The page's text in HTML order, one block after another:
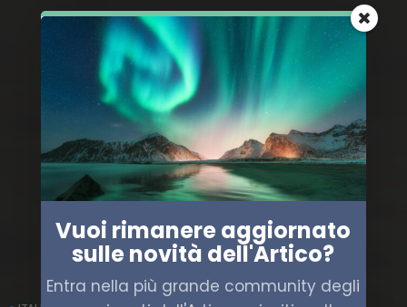
Vuoi rimanere aggiornato
sulle novità dell'Artico?
Entra nella più grande community degli